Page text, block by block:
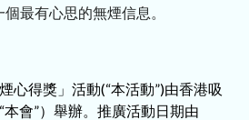
最有心思的無煙信息。
心得獎」活動(“本活動”)由香港吸
會”）舉辦。推廣活動日期由